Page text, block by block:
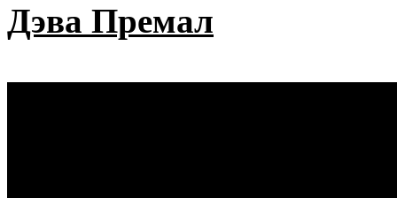
Дэва Премал